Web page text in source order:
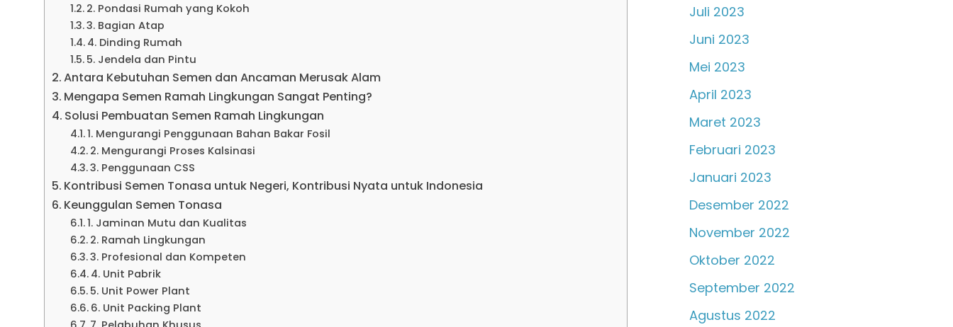
2. Pondasi Rumah yang Kokoh
3. Bagian Atap
4. Dinding Rumah
5. Jendela dan Pintu
Antara Kebutuhan Semen dan Ancaman Merusak Alam
Mengapa Semen Ramah Lingkungan Sangat Penting?
Solusi Pembuatan Semen Ramah Lingkungan
1. Mengurangi Penggunaan Bahan Bakar Fosil
2. Mengurangi Proses Kalsinasi
3. Penggunaan CSS
Kontribusi Semen Tonasa untuk Negeri, Kontribusi Nyata untuk Indonesia
Keunggulan Semen Tonasa
1. Jaminan Mutu dan Kualitas
2. Ramah Lingkungan
3. Profesional dan Kompeten
4. Unit Pabrik
5. Unit Power Plant
6. Unit Packing Plant
Juli 2023
Juni 2023
Mei 2023
April 2023
Maret 2023
Februari 2023
Januari 2023
Desember 2022
November 2022
Oktober 2022
September 2022
Agustus 2022